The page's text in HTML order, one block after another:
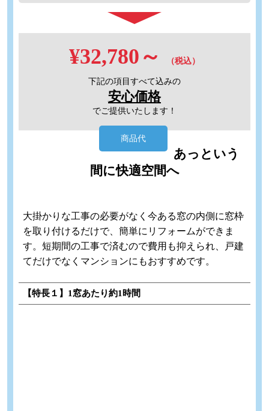
¥32,780～ （税込）
下記の項目すべて込みの
安心価格
でご提供いたします！
商品代
あっという
間に快適空間へ
大掛かりな工事の必要がなく今ある窓の内側に窓枠
を取り付けるだけで、簡単にリフォームができま
す。短期間の工事で済むので費用も抑えられ、戸建
てだけでなくマンションにもおすすめです。
【特長１】1窓あたり約1時間